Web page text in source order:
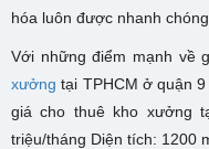
hóa luôn được nhanh
Với những điểm mạnh về
xưởng tại TPHCM ở quận
giá cho thuê kho xưởng
triệu/tháng Diện tích: 1200